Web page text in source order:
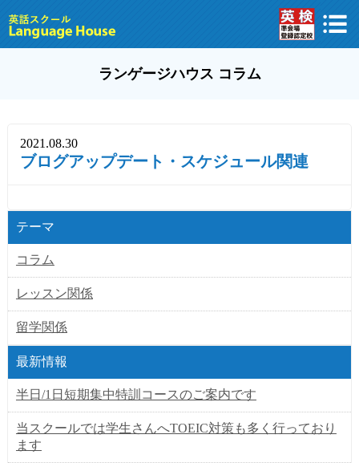
ランゲージハウス コラム
2021.08.30
ブログアップデート・スケジュール関連
テーマ
コラム
レッスン関係
留学関係
最新情報
半日/1日短期集中特訓コースのご案内です
当スクールでは学生さんへTOEIC対策も多く行っており
ます